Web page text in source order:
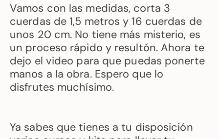
Vamos con las medidas, corta 3
cuerdas de 1,5 metros y 16 cuerdas de
unos 20 cm. No tiene más misterio, es
un proceso rápido y resultón. Ahora te
dejo el video para que puedas ponerte
manos a la obra. Espero que lo
disfrutes muchísimo.
Ya sabes que tienes a tu disposición